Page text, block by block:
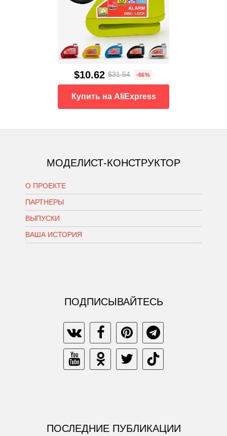
$10.62 $31.54 -66%
Купить на AliExpress
МОДЕЛИСТ-КОНСТРУКТОР
О ПРОЕКТЕ
ПАРТНЕРЫ
ВЫПУСКИ
ВАША ИСТОРИЯ
ПОДПИСЫВАЙТЕСЬ
ПОСЛЕДНИЕ ПУБЛИКАЦИИ